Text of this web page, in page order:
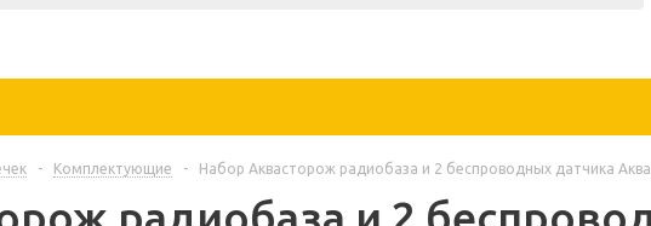
- Комплектующие - Набор Аквасторож радиобаза и 2 беспроводных датчика